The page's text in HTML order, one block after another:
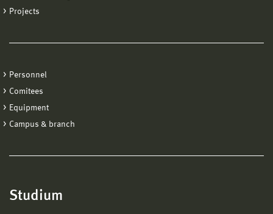
Projects
Personnel
Comitees
Equipment
Campus & branch
Studium